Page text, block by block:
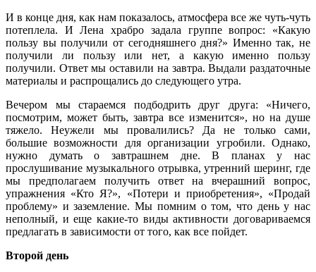
И в конце дня, как нам показалось, атмосфера все же чуть-чуть
потеплела. И Лена храбро задала группе вопрос: «Какую
пользу вы получили от сегодняшнего дня?» Именно так, не
получили ли пользу или нет, а какую именно пользу
получили. Ответ мы оставили на завтра. Выдали раздаточные
материалы и распрощались до следующего утра.
Вечером мы стараемся подбодрить друг друга: «Ничего,
посмотрим, может быть, завтра все изменится», но на душе
тяжело. Неужели мы провалились? Да не только сами,
большие возможности для организации угробили. Однако,
нужно думать о завтрашнем дне. В планах у нас
прослушивание музыкального отрывка, утренний шеринг, где
мы предполагаем получить ответ на вчерашний вопрос,
упражнения «Кто Я?», «Потери и приобретения», «Продай
проблему» и заземление. Мы помним о том, что день у нас
неполный, и еще какие-то виды активности договариваемся
предлагать в зависимости от того, как все пойдет.
Второй день